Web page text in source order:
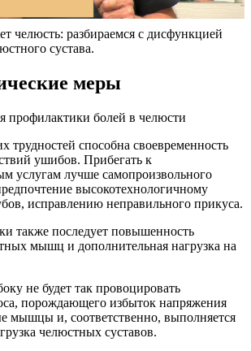
челюсть: разбираемся с дисфункцией
сустава.
меры
трудностей способна своевременность
ушибов. Прибегать к
услугам лучше самопроизвольного
высокотехнологичному
исправлению неправильного прикуса.
также последует повышенность
мышц и дополнительная нагрузка на
не будет так провоцировать
порождающего избыток напряжения
мышцы и, соответственно, выполняется
челюстных суставов.